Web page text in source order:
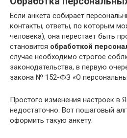
Если анкета собирает
контакты, ответы, по которым
человека), она перестает быть
становится обработкой
случае необходимо строгое
законодательства, в первую
закона № 152-ФЗ «О
Простого изменения настроек в
недостаточно. Вот пошаговый
оформить такую анкету.